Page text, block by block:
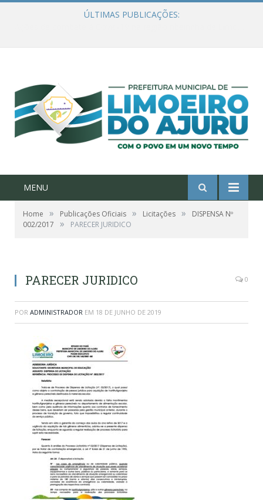
ÚLTIMAS PUBLICAÇÕES:
MENU
Home » Publicações Oficiais » Licitações »
DISPENSA Nº
002/2017
» PARECER JURIDICO
PARECER JURIDICO 0
POR ADMINISTRADOR EM 18 DE JUNHO DE 2019